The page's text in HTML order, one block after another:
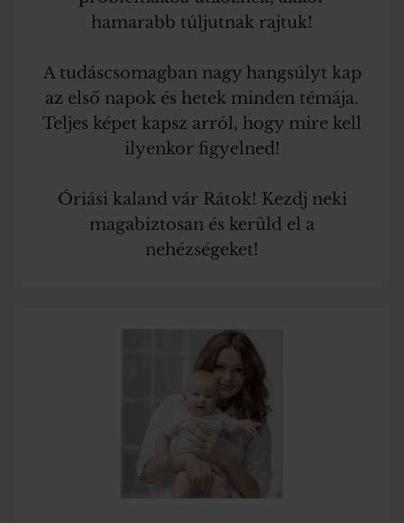
hamarabb túljutnak rajtuk!
A tudáscsomagban nagy hangsúlyt kap
az első napok és hetek minden témája.
Teljes képet kapsz arról, hogy mire kell
ilyenkor figyelned!
Óriási kaland vár Rátok! Kezdj neki
magabiztosan és kerüld el a
nehézségeket!